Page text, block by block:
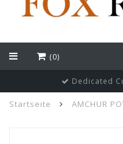
(0)
Dedicated
Startseite AMCHUR